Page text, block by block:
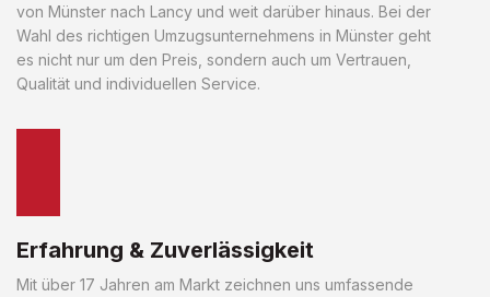
von Münster nach Lancy und weit darüber hinaus. Bei der
Wahl des richtigen Umzugsunternehmens in Münster geht
es nicht nur um den Preis, sondern auch um Vertrauen,
Qualität und individuellen Service.
Erfahrung & Zuverlässigkeit
Mit über 17 Jahren am Markt zeichnen uns umfassende